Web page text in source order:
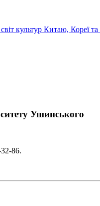
культур Китаю, Кореї та
Ушинського
86.